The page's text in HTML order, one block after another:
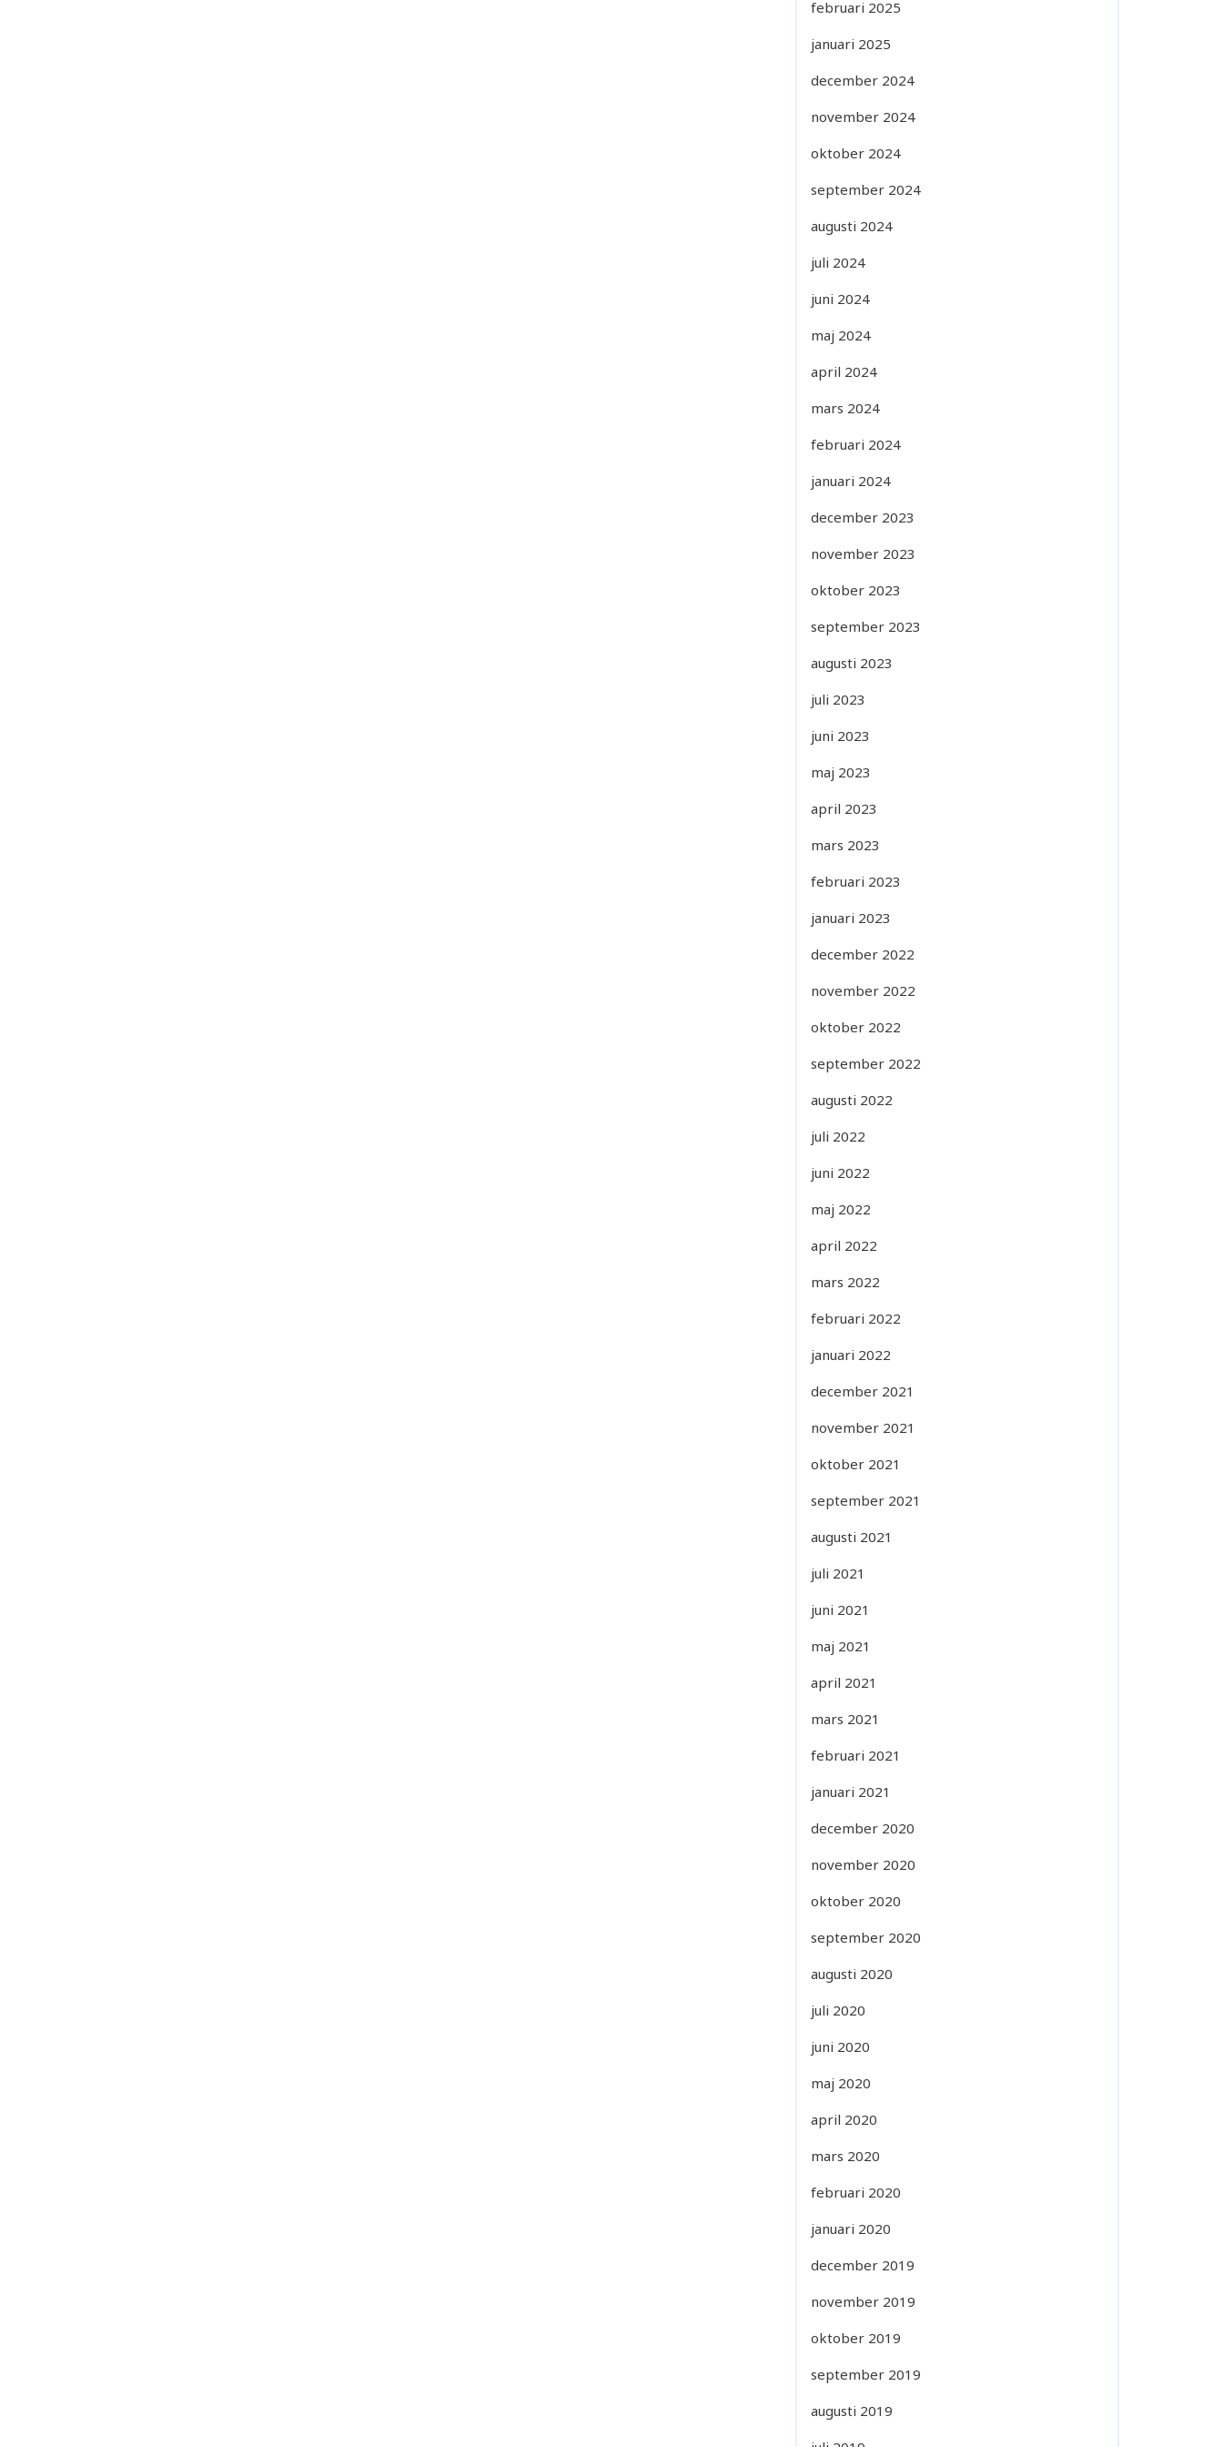
februari 2025
januari 2025
december 2024
november 2024
oktober 2024
september 2024
augusti 2024
juli 2024
juni 2024
maj 2024
april 2024
mars 2024
februari 2024
januari 2024
december 2023
november 2023
oktober 2023
september 2023
augusti 2023
juli 2023
juni 2023
maj 2023
april 2023
mars 2023
februari 2023
januari 2023
december 2022
november 2022
oktober 2022
september 2022
augusti 2022
juli 2022
juni 2022
maj 2022
april 2022
mars 2022
februari 2022
januari 2022
december 2021
november 2021
oktober 2021
september 2021
augusti 2021
juli 2021
juni 2021
maj 2021
april 2021
mars 2021
februari 2021
januari 2021
december 2020
november 2020
oktober 2020
september 2020
augusti 2020
juli 2020
juni 2020
maj 2020
april 2020
mars 2020
februari 2020
januari 2020
december 2019
november 2019
oktober 2019
september 2019
augusti 2019